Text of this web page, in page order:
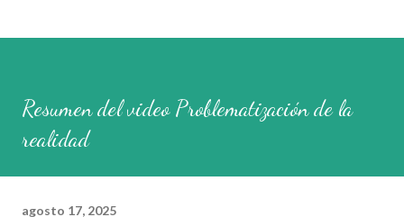
Resumen del video Problematización de la
realidad
agosto 17, 2025